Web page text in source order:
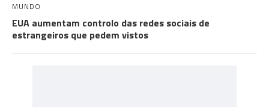
MUNDO
EUA aumentam controlo das redes sociais de
estrangeiros que pedem vistos